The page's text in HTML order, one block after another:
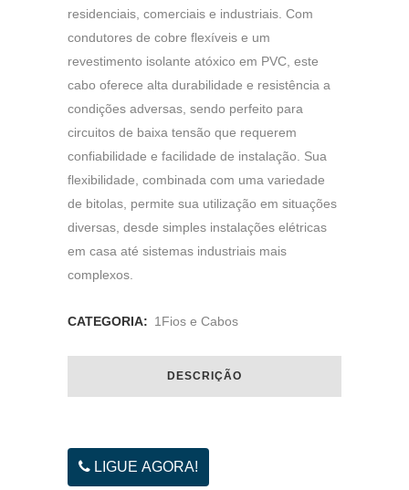
residenciais, comerciais e industriais. Com
condutores de cobre flexíveis e um
revestimento isolante atóxico em PVC, este
cabo oferece alta durabilidade e resistência a
condições adversas, sendo perfeito para
circuitos de baixa tensão que requerem
confiabilidade e facilidade de instalação. Sua
flexibilidade, combinada com uma variedade
de bitolas, permite sua utilização em situações
diversas, desde simples instalações elétricas
em casa até sistemas industriais mais
complexos.
CATEGORIA: 1Fios e Cabos
DESCRIÇÃO
LIGUE AGORA!